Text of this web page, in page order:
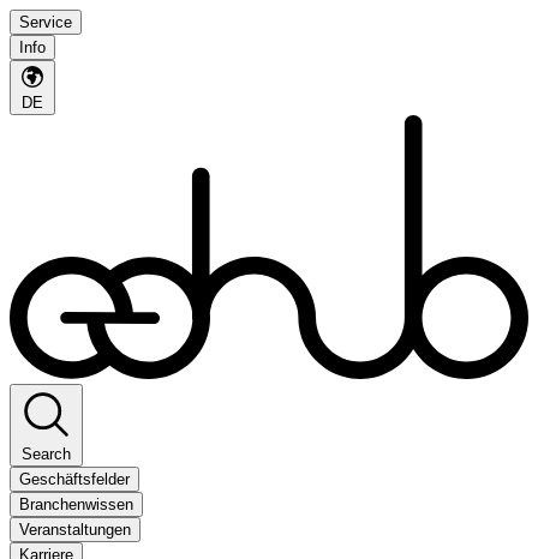
Service
Info
DE
Search
Geschäftsfelder
Branchenwissen
Veranstaltungen
Karriere